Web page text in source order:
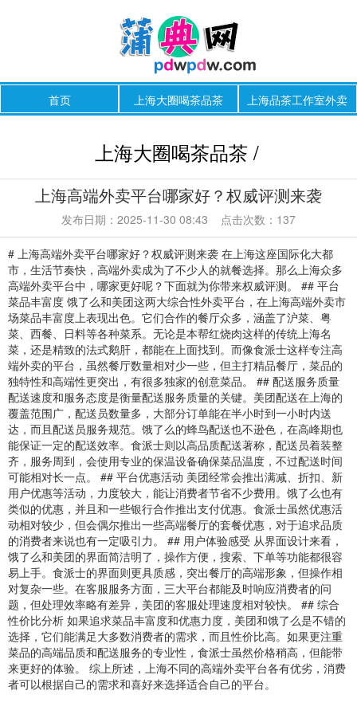
首页 上海大圈喝茶品茶 上海品茶工作室外卖
上海大圈喝茶品茶 /
上海高端外卖平台哪家好？权威评测来袭
发布日期：2025-11-30 08:43 点击次数：137
# 上海高端外卖平台哪家好？权威评测来袭 在上海这座国际化大都
市，生活节奏快，高端外卖成为了不少人的就餐选择。那么上海众多
高端外卖平台中，哪家更好呢？下面就为你带来权威评测。 ## 平台
菜品丰富度 饿了么和美团这两大综合性外卖平台，在上海高端外卖市
场菜品丰富度上表现出色。它们合作的餐厅众多，涵盖了沪菜、粤
菜、西餐、日料等各种菜系。无论是本帮红烧肉这样的传统上海名
菜，还是精致的法式鹅肝，都能在上面找到。而像食派士这样专注高
端外卖的平台，虽然餐厅数量相对少一些，但主打精品餐厅，菜品的
独特性和高端性更突出，有很多独家的创意菜品。 ## 配送服务质量
配送速度和服务态度是衡量配送服务质量的关键。美团配送在上海的
覆盖范围广，配送员数量多，大部分订单能在半小时到一小时内送
达，而且配送员服务规范。饿了么的蜂鸟配送也不逊色，在高峰期也
能保证一定的配送效率。食派士则以高品质配送著称，配送员着装整
齐，服务周到，会使用专业的保温设备确保菜品温度，不过配送时间
可能相对长一点。 ## 平台优惠活动 美团经常会推出满减、折扣、新
用户优惠等活动，力度较大，能让消费者节省不少费用。饿了么也有
类似的优惠，并且和一些银行合作推出支付优惠。食派士虽然优惠活
动相对较少，但会偶尔推出一些高端餐厅的套餐优惠，对于追求品质
的消费者来说也有一定吸引力。 ## 用户体验感受 从界面设计来看，
饿了么和美团的界面简洁明了，操作方便，搜索、下单等功能都很容
易上手。食派士的界面则更具质感，突出餐厅的高端形象，但操作相
对复杂一些。在客服服务方面，三大平台都能及时响应消费者的问
题，但处理效率略有差异，美团的客服处理速度相对较快。 ## 综合
性价比分析 如果追求菜品丰富度和优惠力度，美团和饿了么是不错的
选择，它们能满足大多数消费者的需求，而且性价比高。如果更注重
菜品的高端品质和配送服务的专业性，食派士虽然价格稍高，但能带
来更好的体验。 综上所述，上海不同的高端外卖平台各有优劣，消费
者可以根据自己的需求和喜好来选择适合自己的平台。